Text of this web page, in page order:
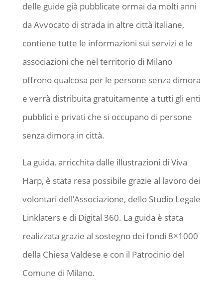
delle guide già pubblicate ormai da molti anni
da Avvocato di strada in altre città italiane,
contiene tutte le informazioni sui servizi e le
associazioni che nel territorio di Milano
offrono qualcosa per le persone senza dimora
e verrà distribuita gratuitamente a tutti gli enti
pubblici e privati che si occupano di persone
senza dimora in città.
La guida, arricchita dalle illustrazioni di Viva
Harp, è stata resa possibile grazie al lavoro dei
volontari dell’Associazione, dello Studio Legale
Linklaters e di Digital 360. La guida è stata
realizzata grazie al sostegno dei fondi 8×1000
della Chiesa Valdese e con il Patrocinio del
Comune di Milano.